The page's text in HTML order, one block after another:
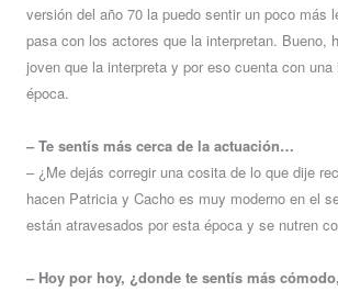
versión del año 70 la puedo sentir un poco más
pasa con los actores que la interpretan. Bueno,
joven que la interpreta y por eso cuenta con
época.
– Te sentís más cerca de la actuación…
– ¿Me dejás corregir una cosita de lo que dije
hacen Patricia y Cacho es muy moderno en el
están atravesados por esta época y se nutren
– Hoy por hoy, ¿donde te sentís más